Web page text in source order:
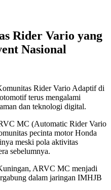
Rider Vario yang
Nasional
Rider Vario Adaptif di
terus mengalami
dan teknologi digital.
MC (Automatic Rider Vario
pecinta motor Honda
meski pola aktivitas
sebelumnya.
ARVC MC menjadi
dalam jaringan IMHJB